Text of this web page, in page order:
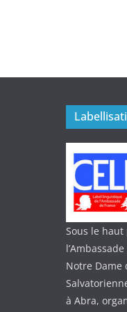
Sous le
Notre Dame
à Abra,